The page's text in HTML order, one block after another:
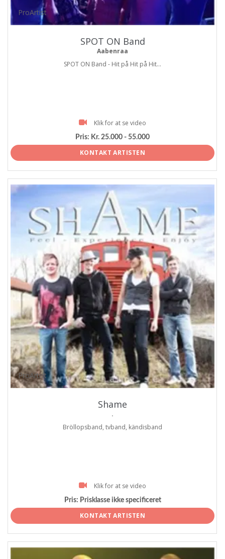
ProArtist
SPOT ON Band
Aabenraa
SPOT ON Band - Hit på Hit på Hit...
Klik for at se video
Pris: Kr. 25.000 - 55.000
KONTAKT ARTISTEN
ProArtist
Shame
.
Bröllopsband, tvband, kändisband
Klik for at se video
Pris: Prisklasse ikke specificeret
KONTAKT ARTISTEN